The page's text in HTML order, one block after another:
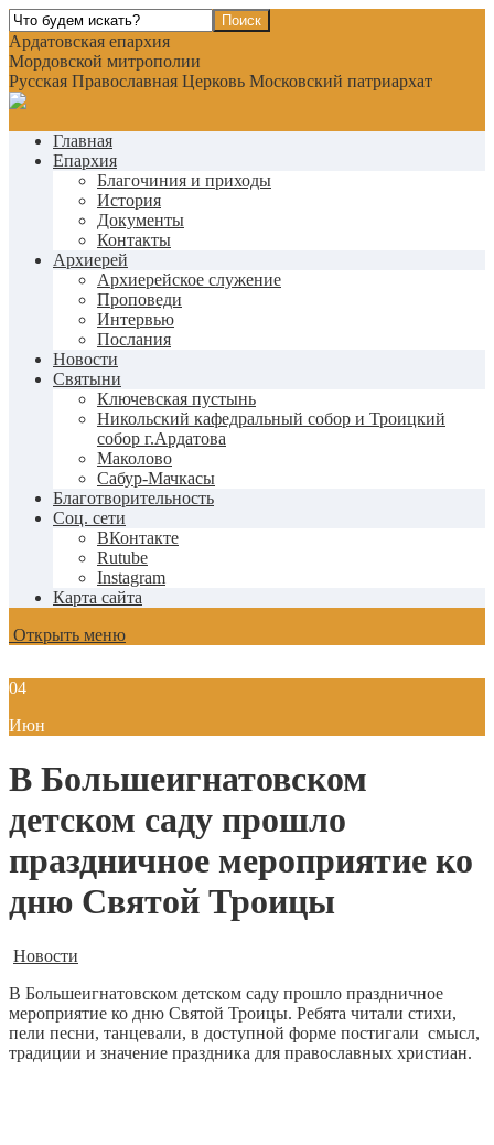
Ардатовская епархия
Мордовской митрополии
Русская Православная Церковь Московский патриархат
Главная
Епархия
Благочиния и приходы
История
Документы
Контакты
Архиерей
Архиерейское служение
Проповеди
Интервью
Послания
Новости
Святыни
Ключевская пустынь
Никольский кафедральный собор и Троицкий
собор г.Ардатова
Маколово
Сабур-Мачкасы
Благотворительность
Соц. сети
ВКонтакте
Rutube
Instagram
Карта сайта
Открыть меню
04
Июн
В Большеигнатовском
детском саду прошло
праздничное мероприятие ко
дню Святой Троицы
Новости
В Большеигнатовском детском саду прошло праздничное
мероприятие ко дню Святой Троицы. Ребята читали стихи,
пели песни, танцевали, в доступной форме постигали смысл,
традиции и значение праздника для православных христиан.